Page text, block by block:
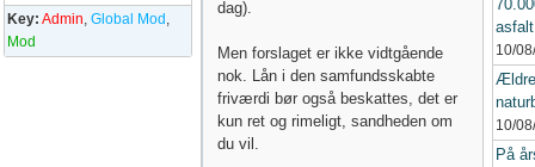
Key: Admin, Global Mod ,
Mod
dag).
Men forslaget er ikke vidtgående
nok. Lån i den samfundsskabte
friværdi bør også beskattes, det er
kun ret og rimeligt, sandheden om
du vil.
10/
Ældre
10/
På